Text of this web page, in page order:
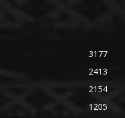
3177
2413
2154
1205